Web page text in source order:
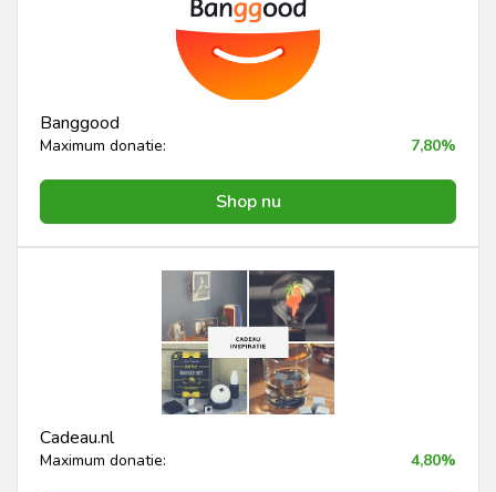
Banggood
Maximum donatie: 7,80%
Shop nu
Cadeau.nl
Maximum donatie: 4,80%